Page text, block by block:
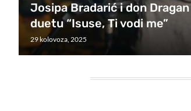
Josipa Bradarić i don
duetu “Isuse, Ti vodi me”
29 kolovoza, 2025